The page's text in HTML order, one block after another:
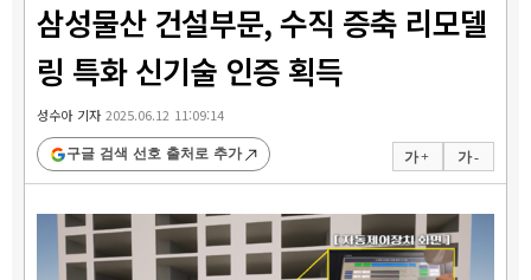
삼성물산 건설부문, 수직 증축 리모델
링 특화 신기술 인증 획득
성수아 기자2025.06.12 11:09:14
가 + 가 -
구글 검색 선호 출처로 추가